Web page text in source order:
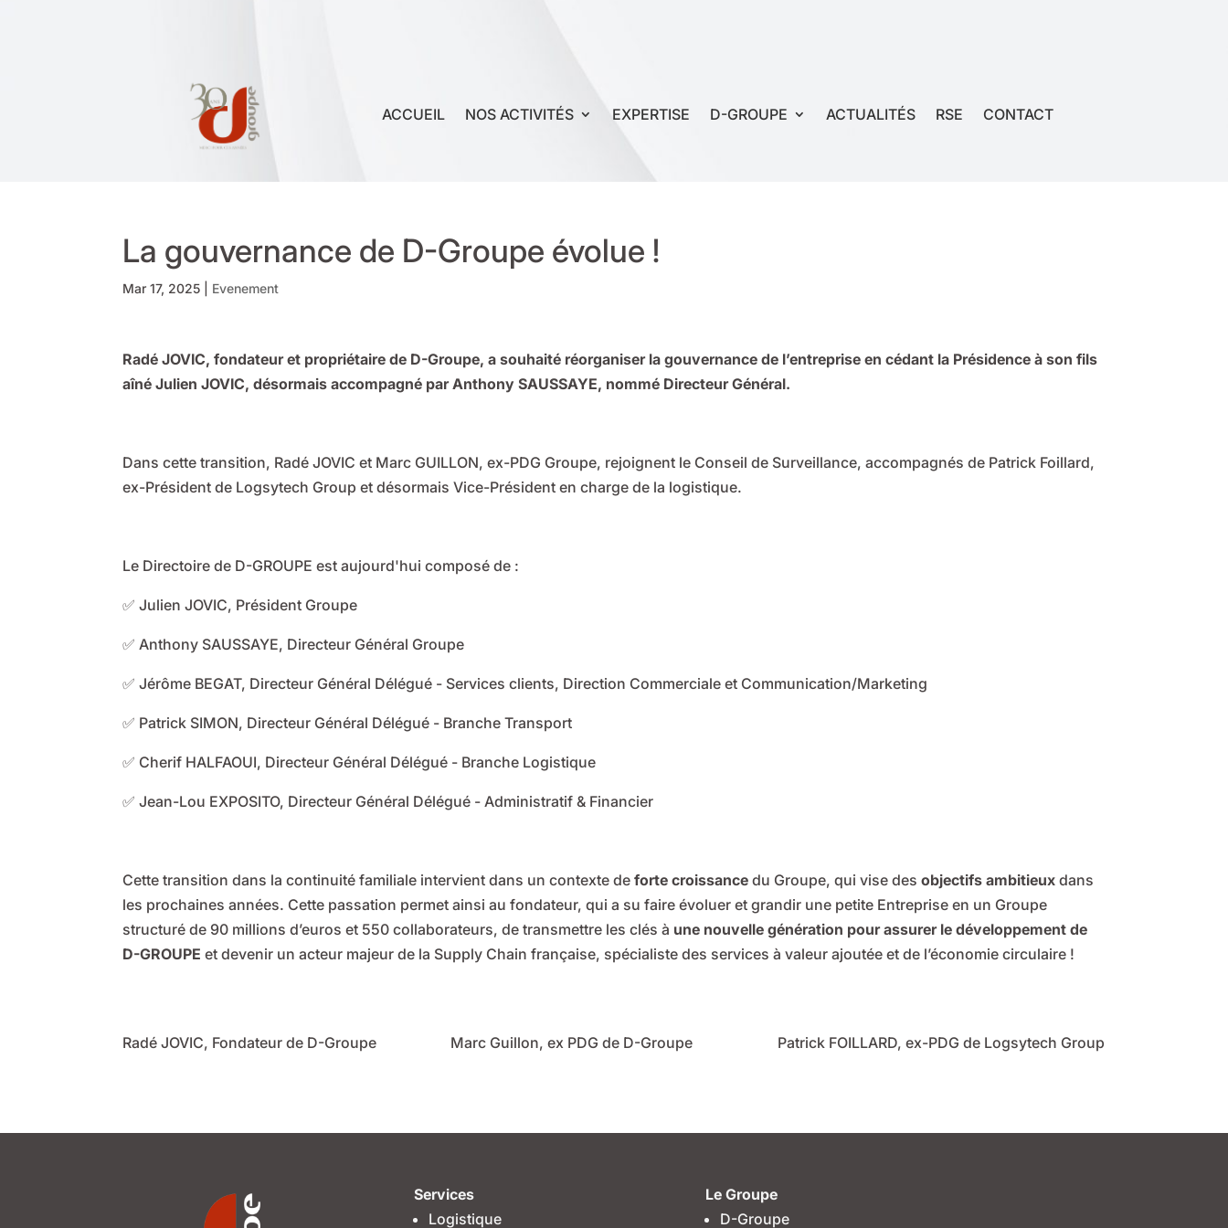
ACCUEIL NOS ACTIVITÉS EXPERTISE D-GROUPE ACTUALITÉS RSE CONTACT
La gouvernance de D-Groupe évolue !
Mar 17, 2025 Evenement
Radé JOVIC, fondateur et propriétaire de D-Groupe, a souhaité réorganiser la gouvernance de l’entreprise en cédant la Présidence à son fils
aîné Julien JOVIC, désormais accompagné par Anthony SAUSSAYE, nommé Directeur Général.
Dans cette transition, Radé JOVIC et Marc GUILLON, ex-PDG Groupe, rejoignent le Conseil de Surveillance, accompagnés de Patrick Foillard,
ex-Président de Logsytech Group et désormais Vice-Président en charge de la logistique.
Le Directoire de D-GROUPE est aujourd'hui composé de :
✅ Julien JOVIC, Président Groupe
✅ Anthony SAUSSAYE, Directeur Général Groupe
✅ Jérôme BEGAT, Directeur Général Délégué - Services clients, Direction Commerciale et Communication/Marketing
✅ Patrick SIMON, Directeur Général Délégué - Branche Transport
✅ Cherif HALFAOUI, Directeur Général Délégué - Branche Logistique
✅ Jean-Lou EXPOSITO, Directeur Général Délégué - Administratif & Financier
Cette transition dans la continuité familiale intervient dans un contexte deforte croissance du Groupe, qui vise desobjectifs ambitieux dans
les prochaines années. Cette passation permet ainsi au fondateur, qui a su faire évoluer et grandir une petite Entreprise en un Groupe
structuré de 90 millions d’euros et 550 collaborateurs, de transmettre les clés à une nouvelle génération pour assurer le développement de
D-GROUPE et devenir un acteur majeur de la Supply Chain française, spécialiste des services à valeur ajoutée et de l’économie circulaire !
Radé JOVIC, Fondateur de D-Groupe Marc Guillon, ex PDG de D-Groupe Patrick FOILLARD, ex-PDG de Logsytech Group
Services
Logistique
Le Groupe
D-Groupe